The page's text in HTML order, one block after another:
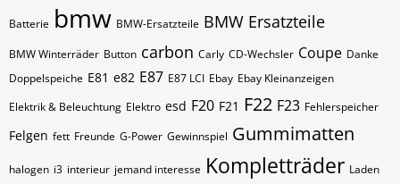
Batterie bmw BMW-Ersatzteile BMW Ersatzteile
BMW Winterräder Button carbon Carly CD-Wechsler Coupe Danke
Doppelspeiche E81 e82 E87 E87 LCI Ebay Ebay Kleinanzeigen
Elektrik & Beleuchtung Elektro esd F20 F21 F22 F23 Fehlerspeicher
Felgen fett Freunde G-Power Gewinnspiel Gummimatten
halogen i3 interieur jemand interesse Kompletträder Laden